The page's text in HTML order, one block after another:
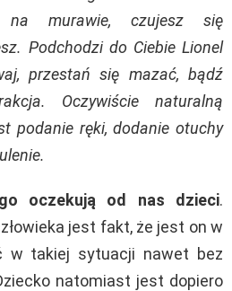
murawie, czujesz się
Podchodzi do Ciebie Lionel
przestań się mazać, bądź
Oczywiście naturalną
podanie ręki, dodanie otuchy
oczekują od nas dzieci.
jest fakt, że jest on w
w takiej sytuacji nawet bez
natomiast jest dopiero